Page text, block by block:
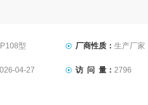
型 厂商性质： 生产厂家
04-27 访 问 量： 2796